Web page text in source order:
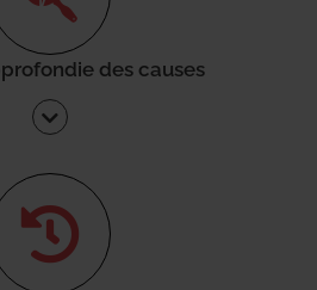
des causes